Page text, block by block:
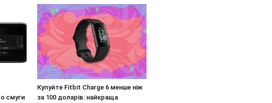
смуги
Купуйте Fitbit Charge 6 менше ніж
за 100 доларів: найкраща